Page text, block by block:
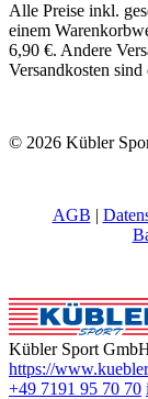
Alle Preise inkl.
einem
6,90 €. Andere
Versandkosten sind
© 2026 Kübler
AGB |
Kübler Sport
https://
+49 7191 95 70 70